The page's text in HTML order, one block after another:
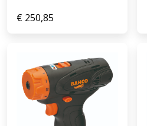
€ 250,85